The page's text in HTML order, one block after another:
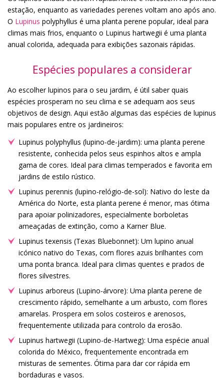
estação, enquanto as variedades perenes voltam ano após ano.
O Lupinus polyphyllus é uma planta perene popular, ideal para
climas mais frios, enquanto o Lupinus hartwegii é uma planta
anual colorida, adequada para exibições sazonais rápidas.
Espécies populares a considerar
Ao escolher lupinos para o seu jardim, é útil saber quais
espécies prosperam no seu clima e se adequam aos seus
objetivos de design. Aqui estão algumas das espécies de lupinus
mais populares entre os jardineiros:
Lupinus polyphyllus (lupino-de-jardim): uma planta perene
resistente, conhecida pelos seus espinhos altos e ampla
gama de cores. Ideal para climas temperados e favorita em
jardins de estilo rústico.
Lupinus perennis (lupino-relógio-de-sol): Nativo do leste da
América do Norte, esta planta perene é menor, mas ótima
para apoiar polinizadores, especialmente borboletas
ameaçadas de extinção, como a Karner Blue.
Lupinus texensis (Texas Bluebonnet): Um lupino anual
icónico nativo do Texas, com flores azuis brilhantes com
uma ponta branca. Ideal para climas quentes e prados de
flores silvestres.
Lupinus arboreus (Lupino-árvore): Uma planta perene de
crescimento rápido, semelhante a um arbusto, com flores
amarelas. Prospera em solos costeiros e arenosos,
frequentemente utilizada para controlo da erosão.
Lupinus hartwegii (Lupino-de-Hartweg): Uma espécie anual
colorida do México, frequentemente encontrada em
misturas de sementes. Ótima para dar cor rápida em
bordaduras e vasos.